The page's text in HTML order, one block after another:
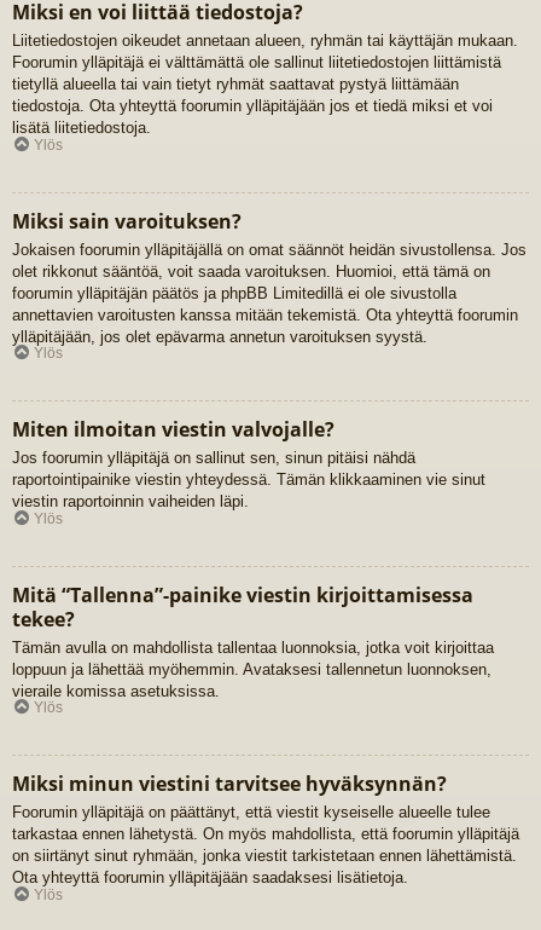
Miksi en voi liittää tiedostoja?
Liitetiedostojen oikeudet annetaan alueen, ryhmän tai käyttäjän mukaan.
Foorumin ylläpitäjä ei välttämättä ole sallinut liitetiedostojen liittämistä
tietyllä alueella tai vain tietyt ryhmät saattavat pystyä liittämään
tiedostoja. Ota yhteyttä foorumin ylläpitäjään jos et tiedä miksi et voi
lisätä liitetiedostoja.
Ylös
Miksi sain varoituksen?
Jokaisen foorumin ylläpitäjällä on omat säännöt heidän sivustollensa. Jos
olet rikkonut sääntöä, voit saada varoituksen. Huomioi, että tämä on
foorumin ylläpitäjän päätös ja phpBB Limitedillä ei ole sivustolla
annettavien varoitusten kanssa mitään tekemistä. Ota yhteyttä foorumin
ylläpitäjään, jos olet epävarma annetun varoituksen syystä.
Ylös
Miten ilmoitan viestin valvojalle?
Jos foorumin ylläpitäjä on sallinut sen, sinun pitäisi nähdä
raportointipainike viestin yhteydessä. Tämän klikkaaminen vie sinut
viestin raportoinnin vaiheiden läpi.
Ylös
Mitä “Tallenna”-painike viestin kirjoittamisessa
tekee?
Tämän avulla on mahdollista tallentaa luonnoksia, jotka voit kirjoittaa
loppuun ja lähettää myöhemmin. Avataksesi tallennetun luonnoksen,
vieraile komissa asetuksissa.
Ylös
Miksi minun viestini tarvitsee hyväksynnän?
Foorumin ylläpitäjä on päättänyt, että viestit kyseiselle alueelle tulee
tarkastaa ennen lähetystä. On myös mahdollista, että foorumin ylläpitäjä
on siirtänyt sinut ryhmään, jonka viestit tarkistetaan ennen lähettämistä.
Ota yhteyttä foorumin ylläpitäjään saadaksesi lisätietoja.
Ylös